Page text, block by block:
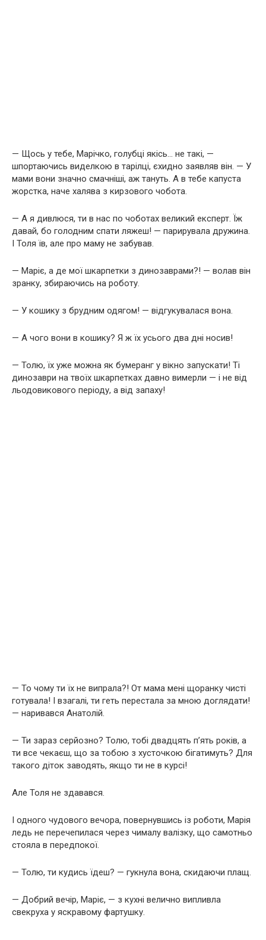
— Щось у тебе, Марічко, голубці якісь… не такі, —
шпортаючись виделкою в тарілці, єхидно заявляв він. — У
мами вони значно смачніші, аж тануть. А в тебе капуста
жорстка, наче халява з кирзового чобота.
— А я дивлюся, ти в нас по чоботах великий експерт. Їж
давай, бо голодним спати ляжеш! — парирувала дружина.
І Толя їв, але про маму не забував.
— Маріє, а де мої шкарпетки з динозаврами?! — волав він
зранку, збираючись на роботу.
— У кошику з брудним одягом! — відгукувалася вона.
— А чого вони в кошику? Я ж їх усього два дні носив!
— Толю, їх уже можна як бумеранг у вікно запускати! Ті
динозаври на твоїх шкарпетках давно вимерли — і не від
льодовикового періоду, а від запаху!
— То чому ти їх не випрала?! От мама мені щоранку чисті
готувала! І взагалі, ти геть перестала за мною доглядати!
— наривався Анатолій.
— Ти зараз серйозно? Толю, тобі двадцять п’ять років, а
ти все чекаєш, що за тобою з хусточкою бігатимуть? Для
такого діток заводять, якщо ти не в курсі!
Але Толя не здавався.
І одного чудового вечора, повернувшись із роботи, Марія
ледь не перечепилася через чималу валізку, що самотньо
стояла в передпокої.
— Толю, ти кудись їдеш? — гукнула вона, скидаючи плащ.
— Добрий вечір, Маріє, — з кухні велично випливла
свекруха у яскравому фартушку.